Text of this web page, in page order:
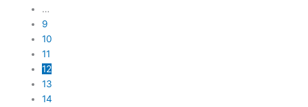
…
9
10
11
12
13
14